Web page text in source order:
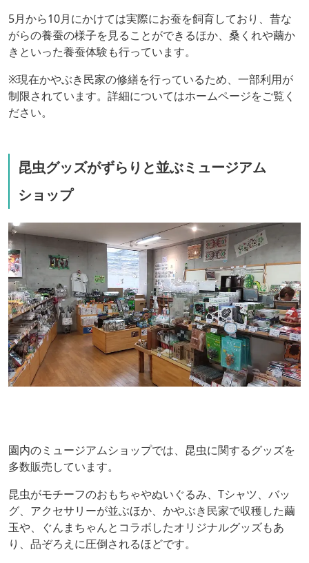
5月から10月にかけては実際にお蚕を飼育しており、昔な
がらの養蚕の様子を見ることができるほか、桑くれや繭か
きといった養蚕体験も行っています。
※現在かやぶき民家の修繕を行っているため、一部利用が
制限されています。詳細についてはホームページをご覧く
ださい。
昆虫グッズがずらりと並ぶミュージアム
ショップ
園内のミュージアムショップでは、昆虫に関するグッズを
多数販売しています。
昆虫がモチーフのおもちゃやぬいぐるみ、Tシャツ、バッ
グ、アクセサリーが並ぶほか、かやぶき民家で収穫した繭
玉や、ぐんまちゃんとコラボしたオリジナルグッズもあ
り、品ぞろえに圧倒されるほどです。